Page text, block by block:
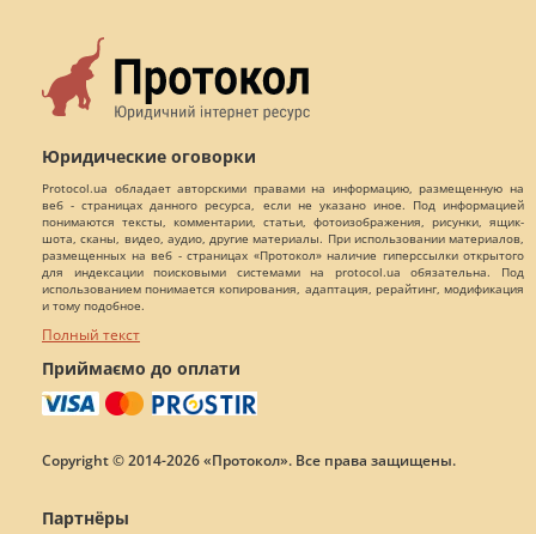
Юридические оговорки
Protocol.ua обладает авторскими правами на информацию, размещенную на
веб - страницах данного ресурса, если не указано иное. Под информацией
понимаются тексты, комментарии, статьи, фотоизображения, рисунки, ящик-
шота, сканы, видео, аудио, другие материалы. При использовании материалов,
размещенных на веб - страницах «Протокол» наличие гиперссылки открытого
для индексации поисковыми системами на protocol.ua обязательна. Под
использованием понимается копирования, адаптация, рерайтинг, модификация
и тому подобное.
Полный текст
Приймаємо до оплати
Copyright © 2014-2026 «Протокол». Все права защищены.
Партнёры